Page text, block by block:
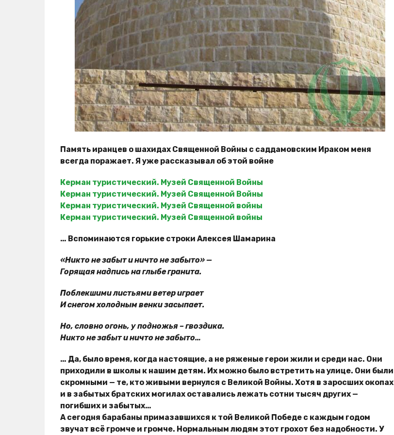
Память иранцев о шахидах Священной Войны с саддамовским Ираком меня
всегда поражает. Я уже рассказывал об этой войне
Керман туристический. Музей Священной Войны
Керман туристический. Музей Священной Войны
Керман туристический. Музей Священной войны
Керман туристический. Музей Священной войны
… Вспоминаются горькие строки Алексея Шамарина
«Никто не забыт и ничто не забыто» —
Горящая надпись на глыбе гранита.
Поблекшими листьями ветер играет
И снегом холодным венки засыпает.
Но, словно огонь, у подножья – гвоздика.
Никто не забыт и ничто не забыто…
… Да, было время, когда настоящие, а не ряженые герои жили и среди нас. Они
приходили в школы к нашим детям. Их можно было встретить на улице. Они были
скромными — те, кто живыми вернулся с Великой Войны. Хотя в заросших окопах
и в забытых братских могилах оставались лежать сотни тысяч других —
погибших и забытых…
А сегодня барабаны примазавшихся к той Великой Победе с каждым годом
звучат всё громче и громче. Нормальным людям этот грохот без надобности. У